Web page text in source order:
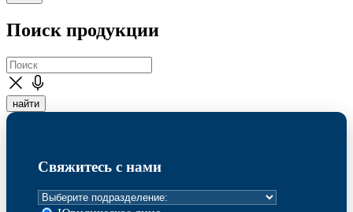
Поиск продукции
найти
Свяжитесь с нами